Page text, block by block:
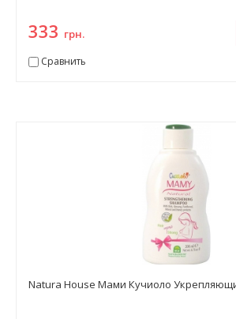
333 грн.
Сравнить
Natura House Мами Кучиоло